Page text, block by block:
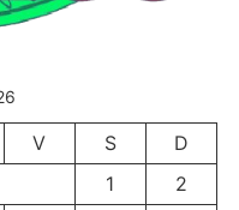
V S
D
1
2